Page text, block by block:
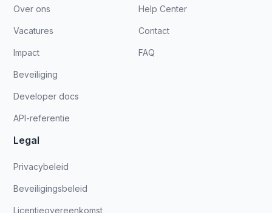
Over ons
Vacatures
Impact
Beveiliging
Developer docs
API-referentie
Help Center
Contact
FAQ
Legal
Privacybeleid
Beveiligingsbeleid
Licentieovereenkomst